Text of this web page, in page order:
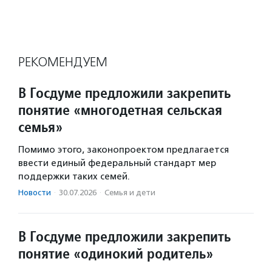
РЕКОМЕНДУЕМ
В Госдуме предложили закрепить
понятие «многодетная сельская
семья»
Помимо этого, законопроектом предлагается
ввести единый федеральный стандарт мер
поддержки таких семей.
Новости · 30.07.2026 · Семья и дети
В Госдуме предложили закрепить
понятие «одинокий родитель»